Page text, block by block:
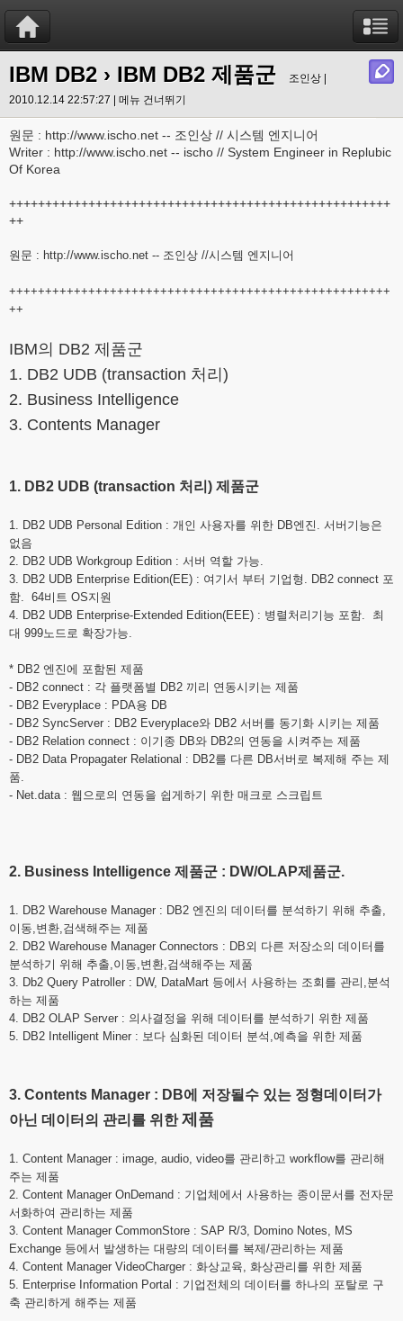
IBM DB2 › IBM DB2 제품군
조인상 |
2010.12.14 22:57:27 | 메뉴 건너뛰기
원문 : http://www.ischo.net -- 조인상 // 시스템 엔지니어
Writer : http://www.ischo.net -- ischo // System Engineer in Replubic
Of Korea
+++++++++++++++++++++++++++++++++++++++++++++++++++++
++
원문 : http://www.ischo.net -- 조인상 //시스템 엔지니어
+++++++++++++++++++++++++++++++++++++++++++++++++++++
++
IBM의 DB2 제품군
1. DB2 UDB (transaction 처리)
2. Business Intelligence
3. Contents Manager
1. DB2 UDB (transaction 처리) 제품군
1. DB2 UDB Personal Edition : 개인 사용자를 위한 DB엔진. 서버기능은
없음
2. DB2 UDB Workgroup Edition : 서버 역할 가능.
3. DB2 UDB Enterprise Edition(EE) : 여기서 부터 기업형. DB2 connect 포
함. 64비트 OS지원
4. DB2 UDB Enterprise-Extended Edition(EEE) : 병렬처리기능 포함. 최
대 999노드로 확장가능.
* DB2 엔진에 포함된 제품
- DB2 connect : 각 플랫폼별 DB2 끼리 연동시키는 제품
- DB2 Everyplace : PDA용 DB
- DB2 SyncServer : DB2 Everyplace와 DB2 서버를 동기화 시키는 제품
- DB2 Relation connect : 이기종 DB와 DB2의 연동을 시켜주는 제품
- DB2 Data Propagater Relational : DB2를 다른 DB서버로 복제해 주는 제
품.
- Net.data : 웹으로의 연동을 쉽게하기 위한 매크로 스크립트
2. Business Intelligence 제품군 : DW/OLAP제품군.
1. DB2 Warehouse Manager : DB2 엔진의 데이터를 분석하기 위해 추출,
이동,변환,검색해주는 제품
2. DB2 Warehouse Manager Connectors : DB외 다른 저장소의 데이터를
분석하기 위해 추출,이동,변환,검색해주는 제품
3. Db2 Query Patroller : DW, DataMart 등에서 사용하는 조회를 관리,분석
하는 제품
4. DB2 OLAP Server : 의사결정을 위해 데이터를 분석하기 위한 제품
5. DB2 Intelligent Miner : 보다 심화된 데이터 분석,예측을 위한 제품
3. Contents Manager : DB에 저장될수 있는 정형데이터가
아닌 데이터의 관리를 위한제품
1. Content Manager : image, audio, video를 관리하고 workflow를 관리해
주는 제품
2. Content Manager OnDemand : 기업체에서 사용하는 종이문서를 전자문
서화하여 관리하는 제품
3. Content Manager CommonStore : SAP R/3, Domino Notes, MS
Exchange 등에서 발생하는 대량의 데이터를 복제/관리하는 제품
4. Content Manager VideoCharger : 화상교육, 화상관리를 위한 제품
5. Enterprise Information Portal : 기업전체의 데이터를 하나의 포탈로 구
축 관리하게 해주는 제품